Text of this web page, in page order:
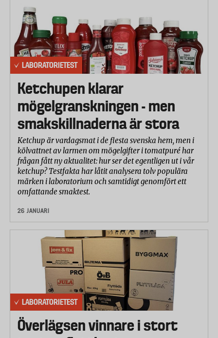
LABORATORIETEST
Ketchupen klarar
mögelgranskningen - men
smakskillnaderna är stora
Ketchup är vardagsmat i de flesta svenska hem, men i
kölvattnet av larmen om mögelgifter i tomatpuré har
frågan fått ny aktualitet: hur ser det egentligen ut i vår
ketchup? Testfakta har låtit analysera tolv populära
märken i laboratorium och samtidigt genomfört ett
omfattande smaktest.
26 JANUARI
LABORATORIETEST
Överlägsen vinnare i stort